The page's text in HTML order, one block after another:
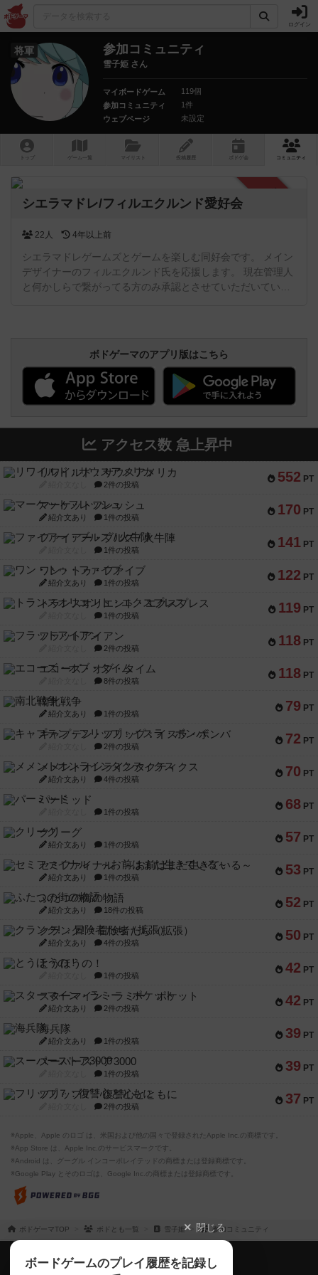
ログイン
将軍 参加コミュニティ
雪子姫 さん
マイボードゲーム
119個
参加コミュニティ
1件
ウェブページ
未設定
トップ ゲーム一覧 マイリスト 投稿履歴 ボ ドゲ コミュニティ
シエラマドレ/フィルエクルンド愛好会
22人 4年以上前
シエラマドレゲームズとゲームを楽しむ同好会です。 メイン
デザイナーのフィルエクルンド氏を応援します。 現在管理人
と何かしらで繋がってる方のみ承認とさせていただいていま
ボドゲーマのアプリ版はこちら
アクセス数 急上昇中
552 PT
リワイルド：サウスアメリカ
2件の投稿
170 PT
マーケットフレッシュ
紹介文あり 1件の投稿
141 PT
ファイアー・ブルズ / 火牛陣
1件の投稿
122 PT
ワン・トゥ・ファイブ
紹介文あり 1件の投稿
119 PT
トランスオリエント・エクスプレス
1件の投稿
118 PT
フラットアイアン
2件の投稿
118 PT
エコーズ・オブ・タイム
8件の投稿
79 PT
南北戦争
紹介文あり 1件の投稿
72 PT
キャプテン・フリップ：イスラ・ボンバ
2件の投稿
70 PT
メメントオンラインタクティクス
紹介文あり 4件の投稿
68 PT
パーミッド
1件の投稿
57 PT
クリーグ
紹介文あり 1件の投稿
53 PT
セミファイナル ～お前はまだ生きている～
紹介文あり 1件の投稿
52 PT
ふたつの街の物語
紹介文あり 18件の投稿
50 PT
クランク! ：冒険者たち（拡張）
紹介文あり 4件の投稿
42 PT
とうほうの！
1件の投稿
42 PT
スターマイン・ラミー ポケット
紹介文あり 2件の投稿
39 PT
海兵隊
紹介文あり 1件の投稿
39 PT
スーパーストア3000
1件の投稿
37 PT
フリップ７：復讐心とともに
2件の投稿
※Apple、Apple のロゴ は、米国および他の国々で登録されたApple Inc.の商標です。
※App Store は、Apple Inc.のサービスマークです。
※Android は、グーグル インコーポレイテッドの商標または登録商標です。
※Google Play とそのロゴは、Google Inc.の商標または登録商標です。
ボドゲーマTOP ボドとも一覧 雪子姫 参加コミュニティ
閉じる
ボードゲームのプレイ履歴を記録し
ボドゲーマTOP